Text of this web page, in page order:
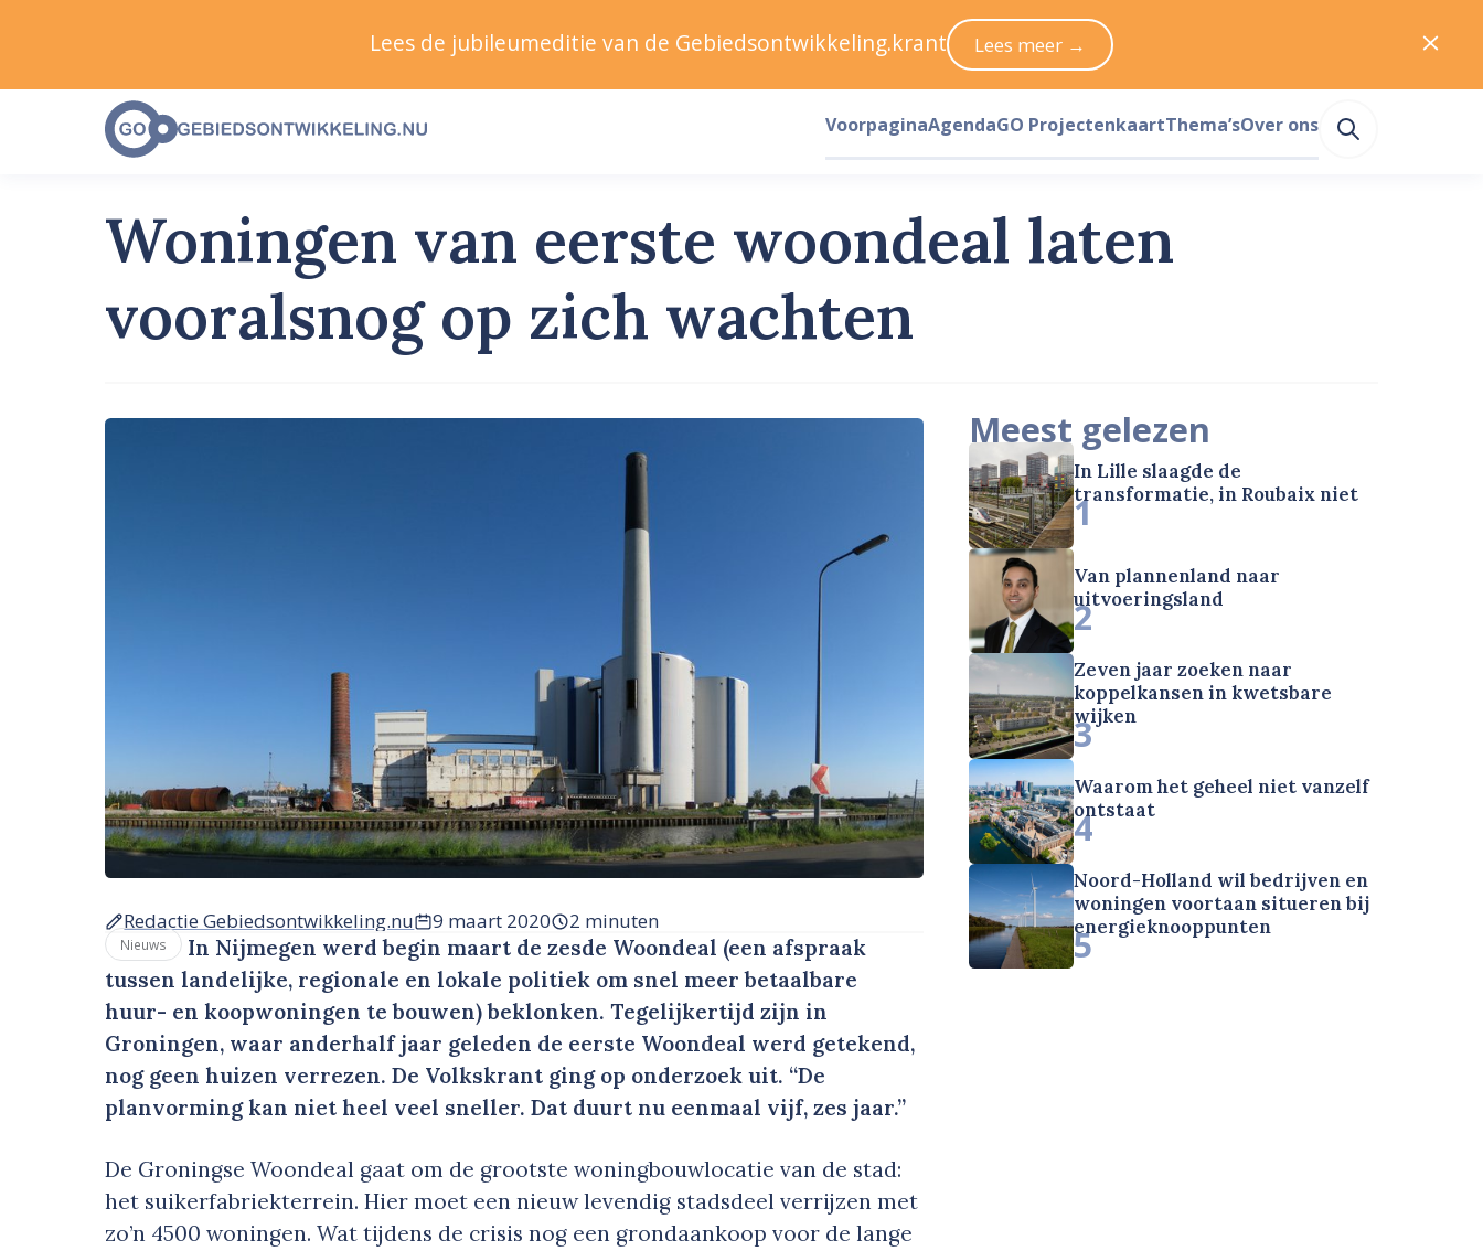
Woningen van eerste woondeal laten
vooralsnog op zich wachten
Redactie Gebiedsontwikkeling.nu 9 maart 2020 2 minuten
Nieuws
In Nijmegen werd begin maart de zesde Woondeal (een afspraak
tussen landelijke, regionale en lokale politiek om snel meer betaalbare
huur- en koopwoningen te bouwen) beklonken. Tegelijkertijd zijn in
Groningen, waar anderhalf jaar geleden de eerste Woondeal werd getekend,
nog geen huizen verrezen. De Volkskrant ging op onderzoek uit. “De
planvorming kan niet heel veel sneller. Dat duurt nu eenmaal vijf, zes jaar.”
De Groningse Woondeal gaat om de grootste woningbouwlocatie van de stad:
het suikerfabriekterrein. Hier moet een nieuw levendig stadsdeel verrijzen met
zo’n 4500 woningen. Wat tijdens de crisis nog een grondaankoop voor de lange
Meest gelezen
In Lille slaagde de
transformatie, in Roubaix niet
1
Van plannenland naar
uitvoeringsland
2
Zeven jaar zoeken naar
koppelkansen in kwetsbare
wijken
3
Waarom het geheel niet vanzelf
ontstaat
4
Noord-Holland wil bedrijven en
woningen voortaan situeren bij
energieknooppunten
5
Lees de jubileumeditie van de Gebiedsontwikkeling.krant Lees meer →
VoorpaginaAgendaGO ProjectenkaartThema’sOver ons